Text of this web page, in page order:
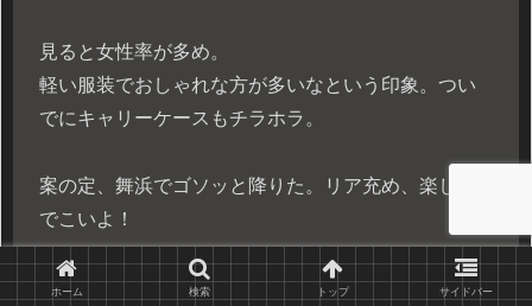
見ると女性率が多め。
軽い服装でおしゃれな方が多いなという印象。つい
でにキャリーケースもチラホラ。
案の定、舞浜でゴソッと降りた。リア充め、楽しん
でこいよ！
そこからはそこそこの乗車率なれど、激混みという
ホーム 検索 トップ サイドバー